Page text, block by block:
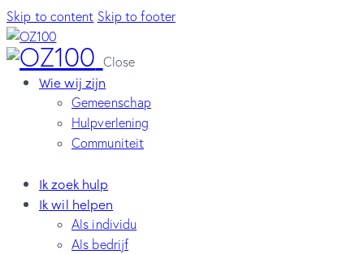
Skip to content Skip to footer
Close
Wie wij zijn
Gemeenschap
Hulpverlening
Communiteit
Ik zoek hulp
Ik wil helpen
Als individu
Als bedrijf